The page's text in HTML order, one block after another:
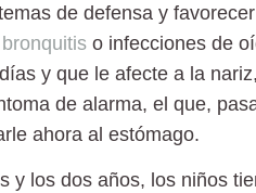
de defensa y
bronquitis o infecciones de
y que le afecte a la
de alarma, el que,
ahora al estómago.
y los dos años, los niños